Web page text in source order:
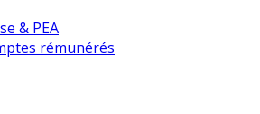
& PEA
rémunérés